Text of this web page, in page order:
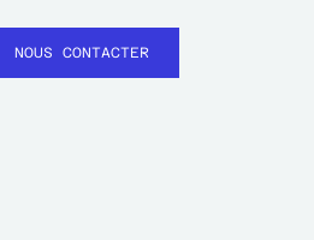
NOUS CONTACTER